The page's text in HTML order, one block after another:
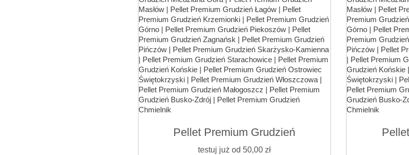
Pellet Premium Grudzień
testuj już od 50,00 zł